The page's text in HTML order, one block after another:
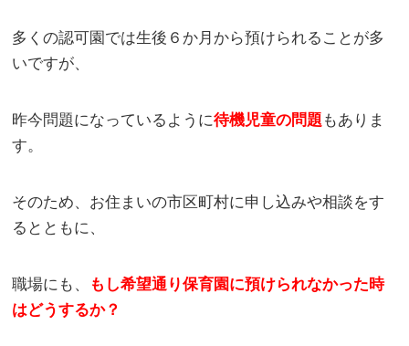
多くの認可園では生後６か月から預けられることが多
いですが、
昨今問題になっているように待機児童の問題 もありま
す。
そのため、お住まいの市区町村に申し込みや相談をす
るとともに、
職場にも、
もし希望通り保育園に預けられなかった時
はどうするか？